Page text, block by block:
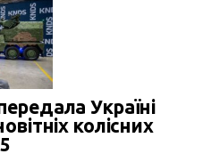
Україні
колісних